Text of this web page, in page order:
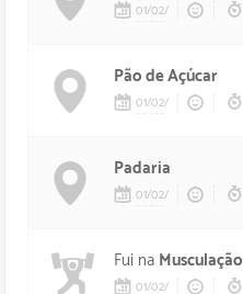
01/02/
Pão de Açúcar
01/02/
Padaria
01/02/
Fui na Musculação
01/02/